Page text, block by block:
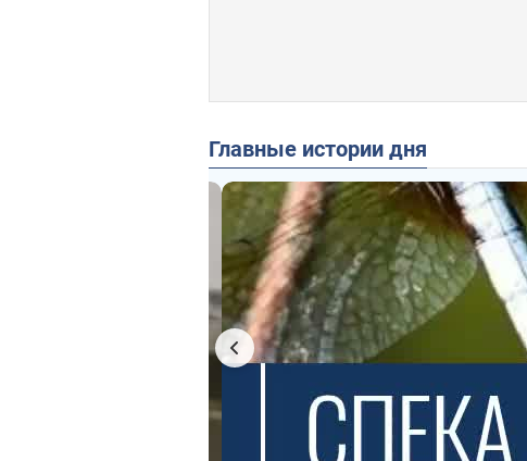
Главные истории дня